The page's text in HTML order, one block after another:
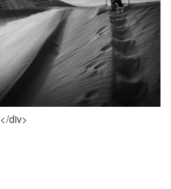
</div>